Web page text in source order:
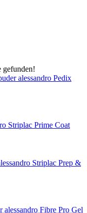
gefunden!
alessandro Pedix
Striplac Prime Coat
Striplac Prep &
alessandro Fibre Pro Gel